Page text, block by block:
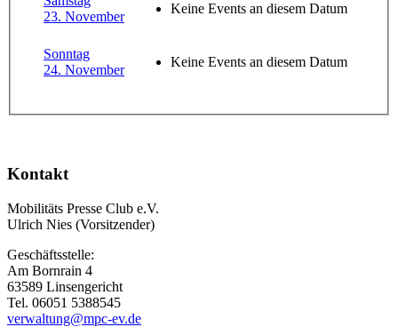
23. November
Keine Events an diesem Datum
Sonntag
24. November
Keine Events an diesem Datum
Kontakt
Mobilitäts Presse Club e.V.
Ulrich Nies (Vorsitzender)
Geschäftsstelle:
Am Bornrain 4
63589 Linsengericht
Tel. 06051 5388545
verwaltung@mpc-ev.de